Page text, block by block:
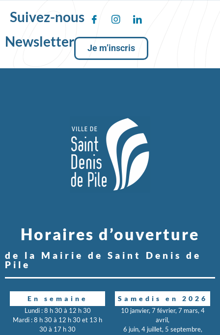
Suivez-nous
Newsletter
Je m’inscris
Horaires d’ouverture
de la Mairie de Saint Denis de
Pile
En semaine
Lundi : 8 h 30 à 12 h 30
Mardi : 8 h 30 à 12 h 30 et 13 h
30 à 17 h 30
10 janvier, 7 février, 7 mars, 4
avril,
6 juin, 4 juillet, 5 septembre,
Samedis en 2026